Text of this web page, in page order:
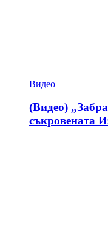
Видео
(Видео)
съкровената